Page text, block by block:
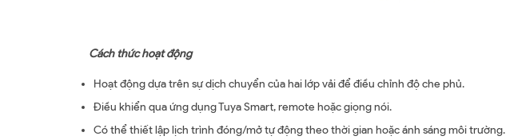
Cách thức hoạt động
Hoạt động dựa trên sự dịch chuyển của hai lớp vải để điều chỉnh độ che phủ.
Điều khiển qua ứng dụng Tuya Smart, remote hoặc giọng nói.
Có thể thiết lập lịch trình đóng/mở tự động theo thời gian hoặc ánh sáng môi trường.